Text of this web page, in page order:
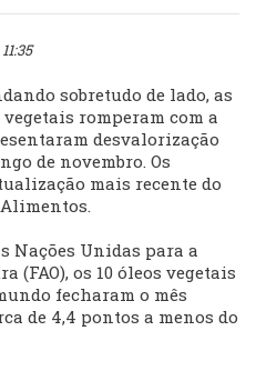
sobretudo de lado, as
romperam com a
desvalorização
de novembro. Os
mais recente do
Alimentos.
Nações Unidas para a
os 10 óleos vegetais
fecharam o mês
de 4,4 pontos a menos do